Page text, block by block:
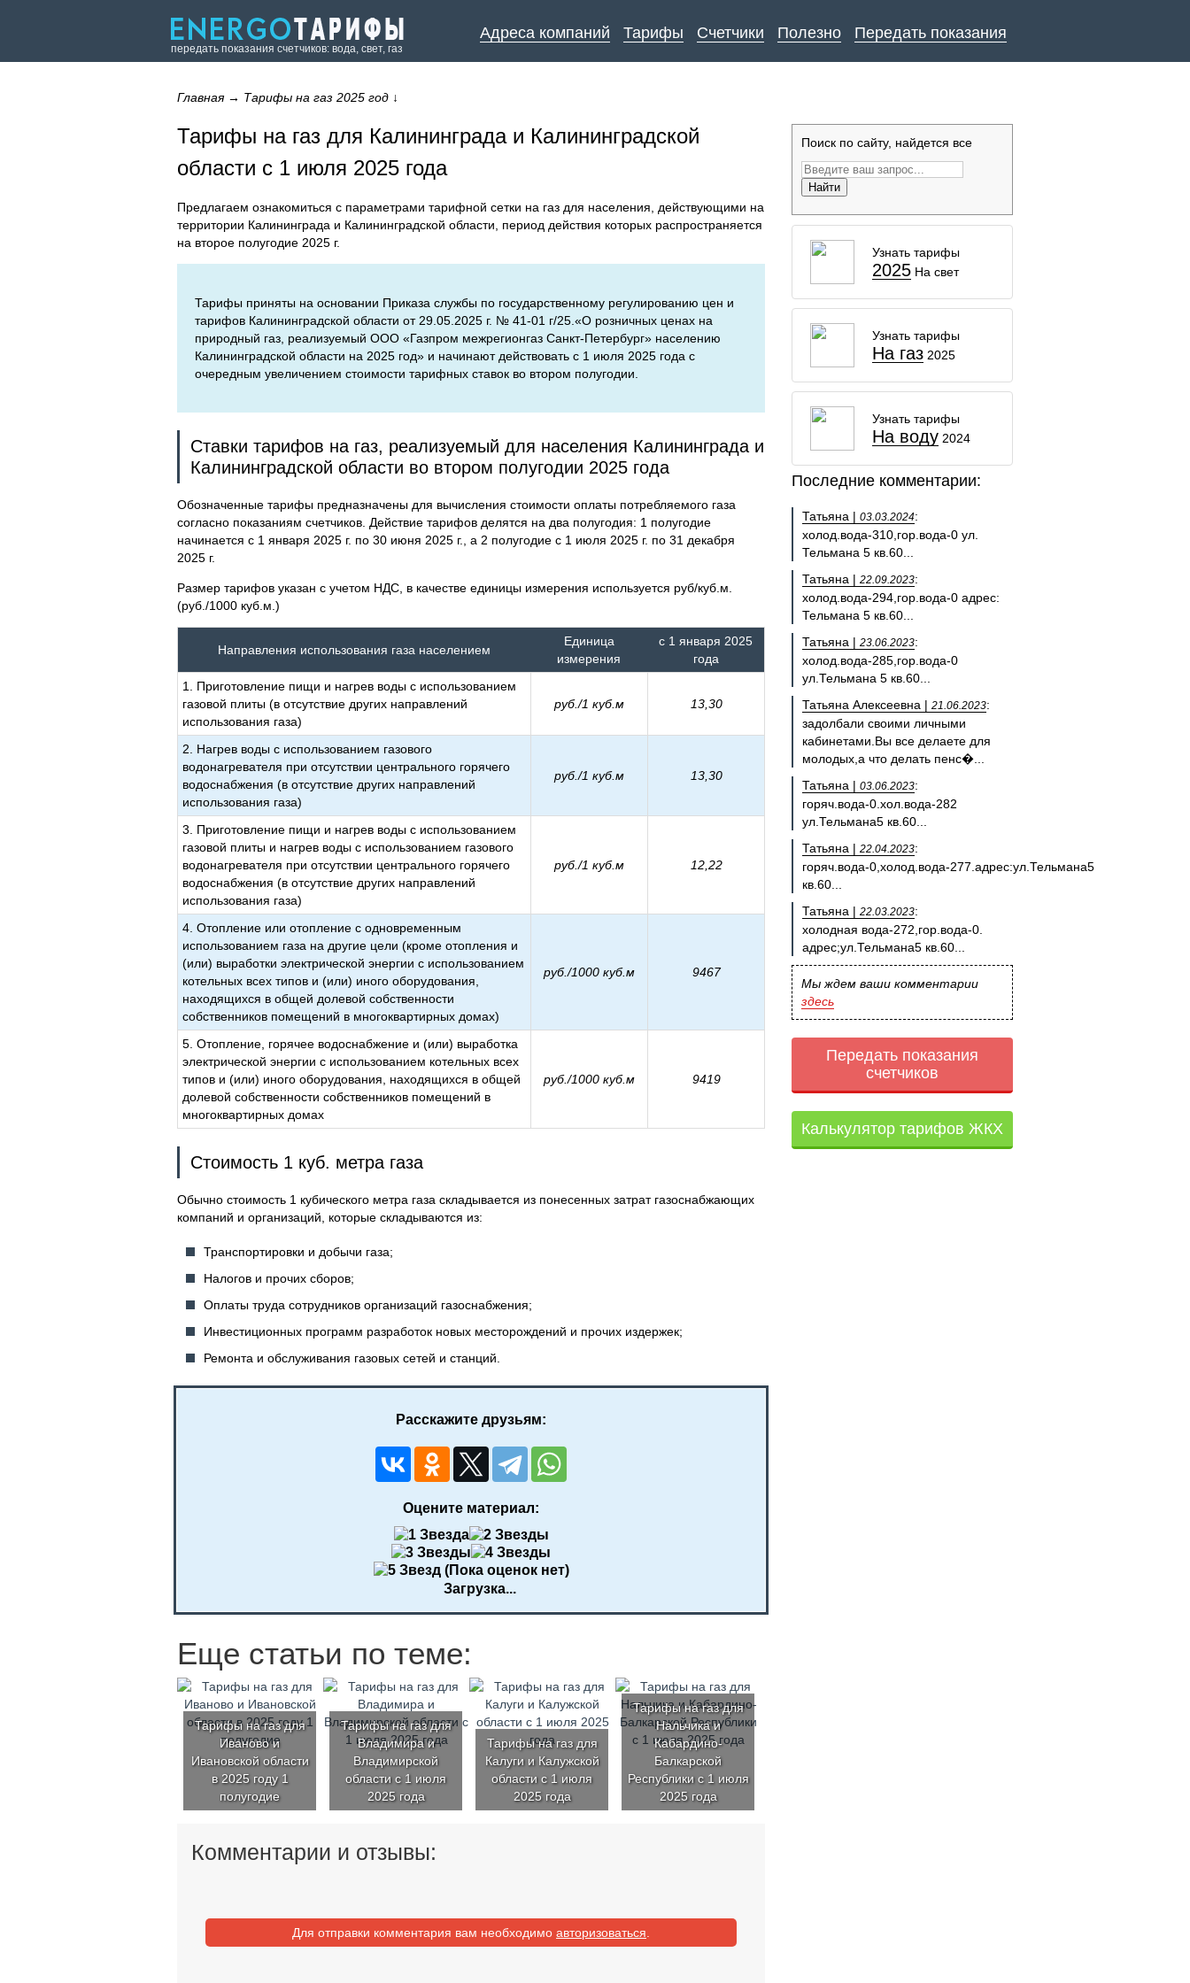
передать показания счетчиков: вода, свет, газ
Адреса компаний Тарифы Счетчики Полезно Передать показания
Главная→ Тарифы на газ 2025 год ↓
Тарифы на газ для Калининграда и Калининградской
области с 1 июля 2025 года
Предлагаем ознакомиться с параметрами тарифной сетки на газ для населения, действующими на
территории Калининграда и Калининградской области, период действия которых распространяется
на второе полугодие 2025 г.
Тарифы приняты на основании Приказа службы по государственному регулированию цен и
тарифов Калининградской области от 29.05.2025 г. № 41-01 г/25.«О розничных ценах на
природный газ, реализуемый ООО «Газпром межрегионгаз Санкт-Петербург» населению
Калининградской области на 2025 год» и начинают действовать с 1 июля 2025 года с
очередным увеличением стоимости тарифных ставок во втором полугодии.
Ставки тарифов на газ, реализуемый для населения Калининграда и
Калининградской области во втором полугодии 2025 года
Обозначенные тарифы предназначены для вычисления стоимости оплаты потребляемого газа
согласно показаниям счетчиков. Действие тарифов делятся на два полугодия: 1 полугодие
начинается с 1 января 2025 г. по 30 июня 2025 г., а 2 полугодие с 1 июля 2025 г. по 31 декабря
2025 г.
Размер тарифов указан с учетом НДС, в качестве единицы измерения используется руб/куб.м.
(руб./1000 куб.м.)
Направления использования газа населением
Единица
измерения
с 1 января 2025
года
1. Приготовление пищи и нагрев воды с использованием
газовой плиты (в отсутствие других направлений
использования газа)
руб./1 куб.м 13,30
2. Нагрев воды с использованием газового
водонагревателя при отсутствии центрального горячего
водоснабжения (в отсутствие других направлений
использования газа)
руб./1 куб.м 13,30
3. Приготовление пищи и нагрев воды с использованием
газовой плиты и нагрев воды с использованием газового
водонагревателя при отсутствии центрального горячего
водоснабжения (в отсутствие других направлений
использования газа)
руб./1 куб.м 12,22
4. Отопление или отопление с одновременным
использованием газа на другие цели (кроме отопления и
(или) выработки электрической энергии с использованием
котельных всех типов и (или) иного оборудования,
находящихся в общей долевой собственности
собственников помещений в многоквартирных домах)
руб./1000 куб.м 9467
5. Отопление, горячее водоснабжение и (или) выработка
электрической энергии с использованием котельных всех
типов и (или) иного оборудования, находящихся в общей
долевой собственности собственников помещений в
многоквартирных домах
руб./1000 куб.м 9419
Стоимость 1 куб. метра газа
Обычно стоимость 1 кубического метра газа складывается из понесенных затрат газоснабжающих
компаний и организаций, которые складываются из:
Транспортировки и добычи газа;
Налогов и прочих сборов;
Оплаты труда сотрудников организаций газоснабжения;
Инвестиционных программ разработок новых месторождений и прочих издержек;
Ремонта и обслуживания газовых сетей и станций.
Расскажите друзьям:
Оцените материал:
(Пока оценок нет)
Загрузка...
Еще статьи по теме:
Тарифы на газ для
Иваново и
Ивановской области
в 2025 году 1
полугодие
Тарифы на газ для
Владимира и
Владимирской
области с 1 июля
2025 года
Тарифы на газ для
Калуги и Калужской
области с 1 июля
2025 года
Тарифы на газ для
Нальчика и
Кабардино-
Балкарской
Республики с 1 июля
2025 года
Комментарии и отзывы:
Для отправки комментария вам необходимо авторизоваться
Поиск по сайту, найдется все
Найти
Узнать тарифы
2025 На свет
Узнать тарифы
На газ 2025
Узнать тарифы
На воду 2024
Последние комментарии:
Татьяна | 03.03.2024:
холод.вода-310,гор.вода-0 ул.
Тельмана 5 кв.60...
Татьяна | 22.09.2023:
холод.вода-294,гор.вода-0 адрес:
Тельмана 5 кв.60...
Татьяна | 23.06.2023:
холод.вода-285,гор.вода-0
ул.Тельмана 5 кв.60...
Татьяна Алексеевна | 21.06.2023:
задолбали своими личными
кабинетами.Вы все делаете для
молодых,а что делать пенс�...
Татьяна | 03.06.2023:
горяч.вода-0.хол.вода-282
ул.Тельмана5 кв.60...
Татьяна | 22.04.2023:
горяч.вода-0,холод.вода-277.адрес:ул.Тельмана5
кв.60...
Татьяна | 22.03.2023:
холодная вода-272,гор.вода-0.
адрес;ул.Тельмана5 кв.60...
Мы ждем ваши комментарии
здесь
Передать показания
счетчиков
Калькулятор тарифов ЖКХ